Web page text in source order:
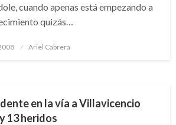
cuando apenas está empezando a
quizás…
Ariel Cabrera
en la vía a Villavicencio
13 heridos